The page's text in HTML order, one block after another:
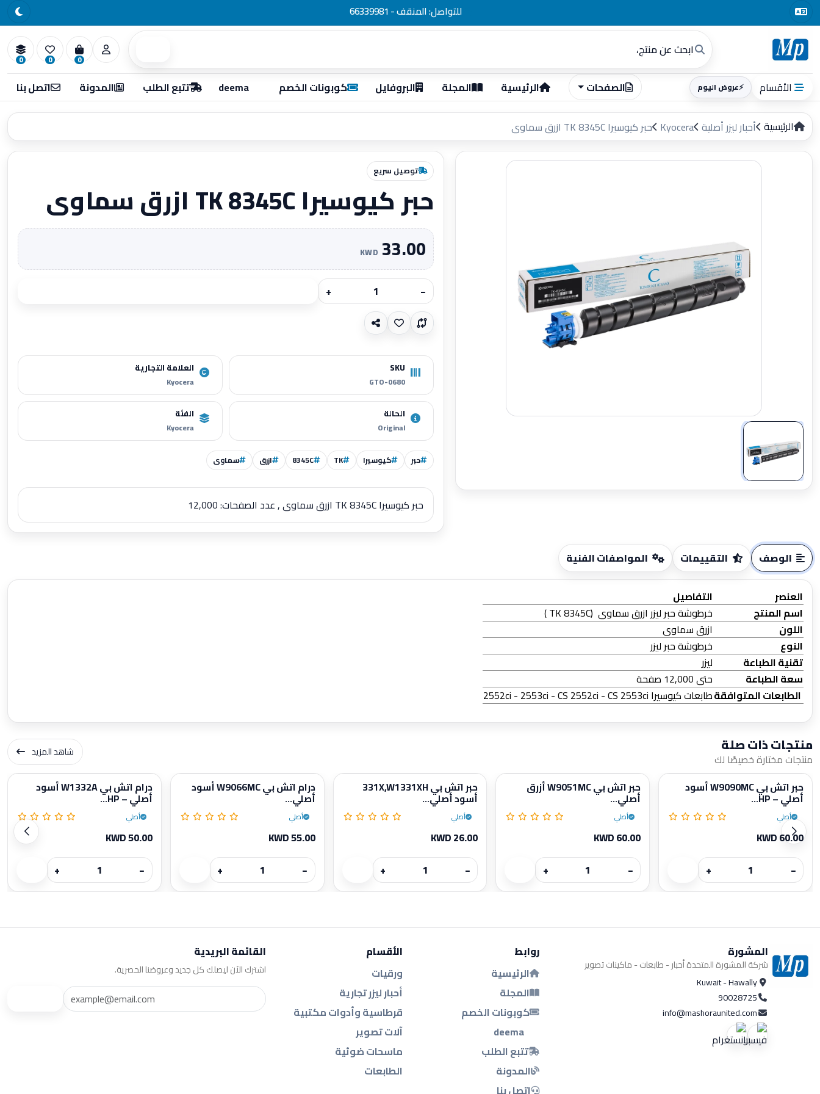
للتواصل: المنقف - 66339981
0
0
0
الأقسام ⚡عروض اليوم الصفحات الرئيسية المجلة البروفايل كوبونات الخصم deema تتبع الطلب المدونة اتصل بنا
الرئيسية أحبار ليزر أصلية Kyocera حبر كيوسيرا TK 8345C ازرق سماوى
تكبير
توصيل سريع
حبر كيوسيرا TK 8345C ازرق سماوى
33.00
KWD
−
+
SKU
GTO-0680
العلامة التجارية
Kyocera
الحالة
Original
الفئة
Kyocera
حبر كيوسيرا TK
8345C ازرق سماوى
حبر كيوسيرا TK 8345C ازرق سماوى , عدد الصفحات: 12,000
الوصف التقييمات المواصفات الفنية
العنصر
التفاصيل
اسم المنتج
خرطوشة حبر ليزر ازرق سماوى (TK 8345C )
اللون
ازرق سماوى
النوع
خرطوشة حبر ليزر
تقنية الطباعة
ليزر
سعة الطباعة
حتى 12,000 صفحة
الطابعات المتوافقةطابعات كيوسيرا 2552ci - 2553ci - CS 2552ci - CS 2553ci
منتجات ذات صلة
منتجات مختارة خصيصًا لك شاهد المزيد
حبر اتش بي W9090MC أسود
أصلي – HP...
أصلي
KWD 60.00
−
+
حبر اتش بي W9051MC أزرق
أصلي...
أصلي
KWD 60.00
−
+
حبر اتش بي 331X,W1331XH
أسود أصلي...
أصلي
KWD 26.00
−
+
درام اتش بي W9066MC أسود
أصلي...
أصلي
KWD 55.00
−
+
درام اتش بي W1332A أسود
أصلي – HP...
أصلي
KWD 50.00
−
+
المشورة
شركة المشورة المتحدة أحبار - طابعات - ماكينات تصوير
Kuwait - Hawally
90028725
info@mashoraunited.com
روابط
الرئيسية
المجلة
كوبونات الخصم
deema
تتبع الطلب
المدونة
اتصل بنا
الأقسام
ورقيات
أحبار ليزر تجارية
قرطاسية وأدوات مكتبية
آلات تصوير
ماسحات ضوئية
الطابعات
القائمة البريدية
اشترك الآن ليصلك كل جديد وعروضنا الحصرية.